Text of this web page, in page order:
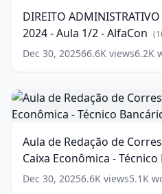
2024
-
Aula
1/2
AlfaCon
words)
DIREITO ADMINISTRATIVO
2024 - Aula 1/2 - AlfaCon (
Dec 30, 202566.6K views6.2K
Aula
de
Redação
Correspondência
Oficial
Caixa
Aula de Redação de
Caixa Econômica -
AlfaCon (15words)
Dec 30, 20256.6K views5.1K